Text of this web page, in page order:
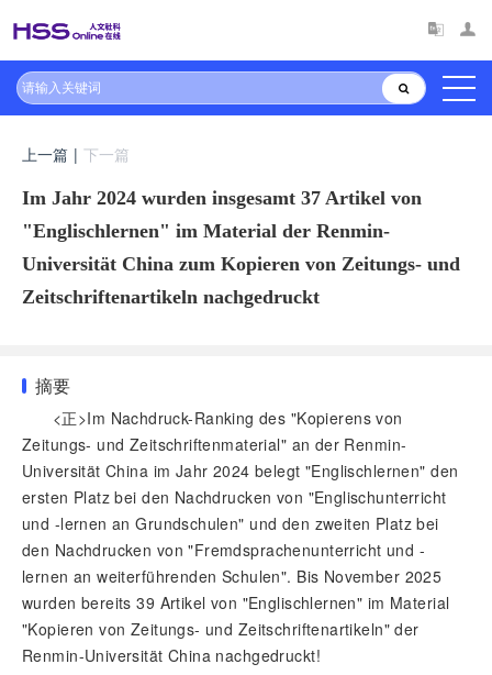
上一篇 | 下一篇
Im Jahr 2024 wurden insgesamt 37 Artikel von
"Englischlernen" im Material der Renmin-
Universität China zum Kopieren von Zeitungs- und
Zeitschriftenartikeln nachgedruckt
摘要
<正>Im Nachdruck-Ranking des "Kopierens von
Zeitungs- und Zeitschriftenmaterial" an der Renmin-
Universität China im Jahr 2024 belegt "Englischlernen" den
ersten Platz bei den Nachdrucken von "Englischunterricht
und -lernen an Grundschulen" und den zweiten Platz bei
den Nachdrucken von "Fremdsprachenunterricht und -
lernen an weiterführenden Schulen". Bis November 2025
wurden bereits 39 Artikel von "Englischlernen" im Material
"Kopieren von Zeitungs- und Zeitschriftenartikeln" der
Renmin-Universität China nachgedruckt!